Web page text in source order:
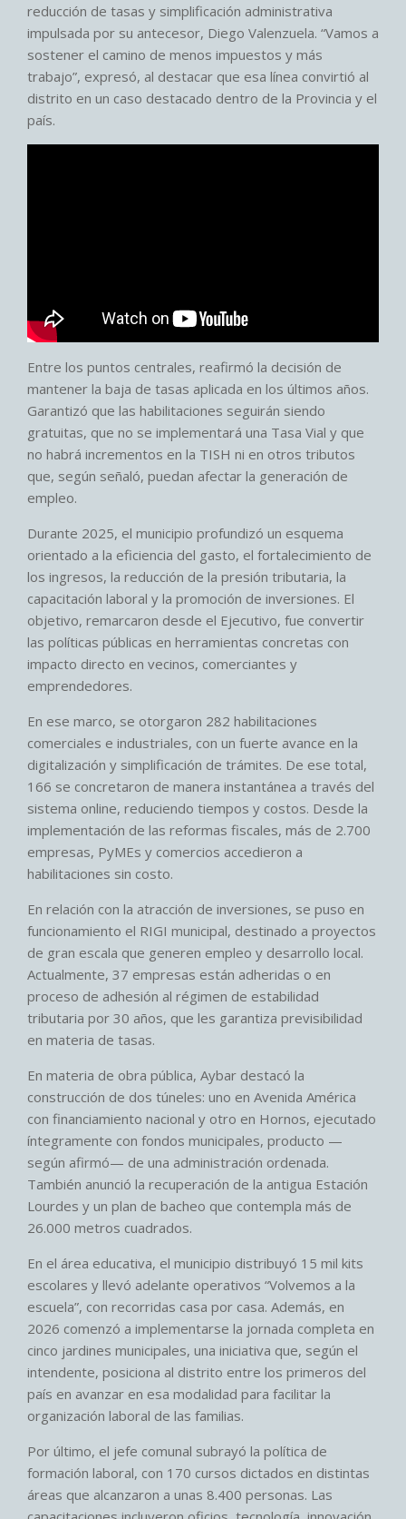
reducción de tasas y simplificación administrativa
impulsada por su antecesor, Diego Valenzuela. “Vamos a
sostener el camino de menos impuestos y más
trabajo”, expresó, al destacar que esa línea convirtió al
distrito en un caso destacado dentro de la Provincia y el
país.
Entre los puntos centrales, reafirmó la decisión de
mantener la baja de tasas aplicada en los últimos años.
Garantizó que las habilitaciones seguirán siendo
gratuitas, que no se implementará una Tasa Vial y que
no habrá incrementos en la TISH ni en otros tributos
que, según señaló, puedan afectar la generación de
empleo.
Durante 2025, el municipio profundizó un esquema
orientado a la eficiencia del gasto, el fortalecimiento de
los ingresos, la reducción de la presión tributaria, la
capacitación laboral y la promoción de inversiones. El
objetivo, remarcaron desde el Ejecutivo, fue convertir
las políticas públicas en herramientas concretas con
impacto directo en vecinos, comerciantes y
emprendedores.
En ese marco, se otorgaron 282 habilitaciones
comerciales e industriales, con un fuerte avance en la
digitalización y simplificación de trámites. De ese total,
166 se concretaron de manera instantánea a través del
sistema online, reduciendo tiempos y costos. Desde la
implementación de las reformas fiscales, más de 2.700
empresas, PyMEs y comercios accedieron a
habilitaciones sin costo.
En relación con la atracción de inversiones, se puso en
funcionamiento el RIGI municipal, destinado a proyectos
de gran escala que generen empleo y desarrollo local.
Actualmente, 37 empresas están adheridas o en
proceso de adhesión al régimen de estabilidad
tributaria por 30 años, que les garantiza previsibilidad
en materia de tasas.
En materia de obra pública, Aybar destacó la
construcción de dos túneles: uno en Avenida América
con financiamiento nacional y otro en Hornos, ejecutado
íntegramente con fondos municipales, producto —
según afirmó— de una administración ordenada.
También anunció la recuperación de la antigua Estación
Lourdes y un plan de bacheo que contempla más de
26.000 metros cuadrados.
En el área educativa, el municipio distribuyó 15 mil kits
escolares y llevó adelante operativos “Volvemos a la
escuela”, con recorridas casa por casa. Además, en
2026 comenzó a implementarse la jornada completa en
cinco jardines municipales, una iniciativa que, según el
intendente, posiciona al distrito entre los primeros del
país en avanzar en esa modalidad para facilitar la
organización laboral de las familias.
Por último, el jefe comunal subrayó la política de
formación laboral, con 170 cursos dictados en distintas
áreas que alcanzaron a unas 8.400 personas. Las